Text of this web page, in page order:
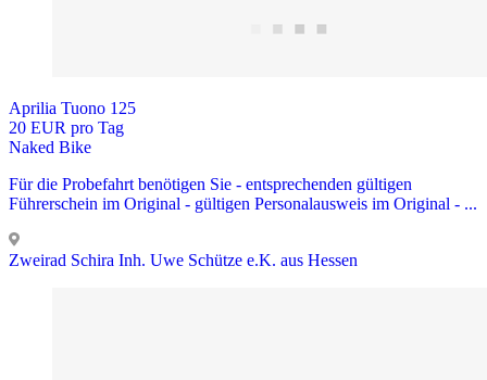
Aprilia Tuono 125
20 EUR pro Tag
Naked Bike
Für die Probefahrt benötigen Sie - entsprechenden gültigen
Führerschein im Original - gültigen Personalausweis im Original - ...
Zweirad Schira Inh. Uwe Schütze e.K. aus Hessen